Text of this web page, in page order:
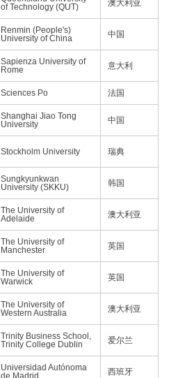
of Technology (QUT)
澳大利亚
Renmin (People's)
University of China
中国
Sapienza University of
Rome
意大利
Sciences Po 法国
Shanghai Jiao Tong
University
中国
Stockholm University 瑞典
Sungkyunkwan
University (SKKU)
韩国
The University of
Adelaide
澳大利亚
The University of
Manchester
英国
The University of
Warwick
英国
The University of
Western Australia
澳大利亚
Trinity Business School,
Trinity College Dublin
爱尔兰
Universidad Autónoma
de Madrid
西班牙